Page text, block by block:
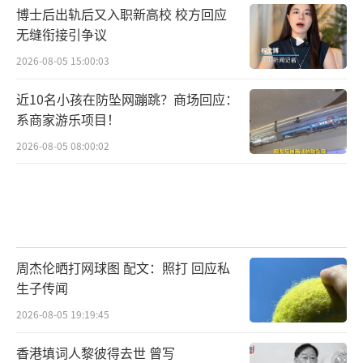
博士后出轨后又入职新高校 校方回应
无缝衔接引争议
2026-08-05 15:00:03
近10名小孩在防坠网蹦跳？商场回应：
系商家游乐项目！
2026-08-05 08:00:02
周杰伦晒打网球图 配文：照打 回应私
生子传闻
2026-08-05 19:19:45
香港填词人黎彼得去世 曾写